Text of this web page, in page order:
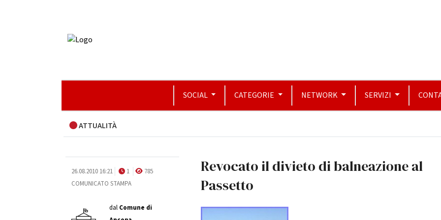
SOCIAL CATEGORIE NETWORK SERVIZI
ATTUALITÀ
26.08.2010 16:21 1
785
COMUNICATO STAMPA
dal Comune di
Revocato il divieto di balneazione al
Passetto